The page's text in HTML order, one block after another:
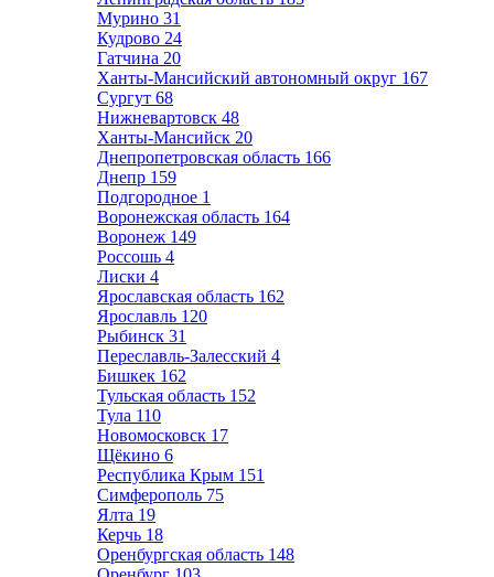
Мурино 31
Кудрово 24
Гатчина 20
Ханты-Мансийский автономный округ 167
Сургут 68
Нижневартовск 48
Ханты-Мансийск 20
Днепропетровская область 166
Днепр 159
Подгородное 1
Воронежская область 164
Воронеж 149
Россошь 4
Лиски 4
Ярославская область 162
Ярославль 120
Рыбинск 31
Переславль-Залесский 4
Бишкек 162
Тульская область 152
Тула 110
Новомосковск 17
Щёкино 6
Республика Крым 151
Симферополь 75
Ялта 19
Керчь 18
Оренбургская область 148